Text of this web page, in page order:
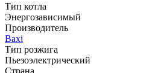
Тип котла
Энергозависимый
Производитель
Baxi
Тип розжига
Пьезоэлектрический
Страна